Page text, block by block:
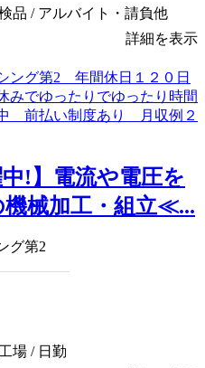
品 / アルバイト・請負他
詳細を表示
中!】電流や電圧を
械加工・組立≪...
グ第2
場 / 日勤